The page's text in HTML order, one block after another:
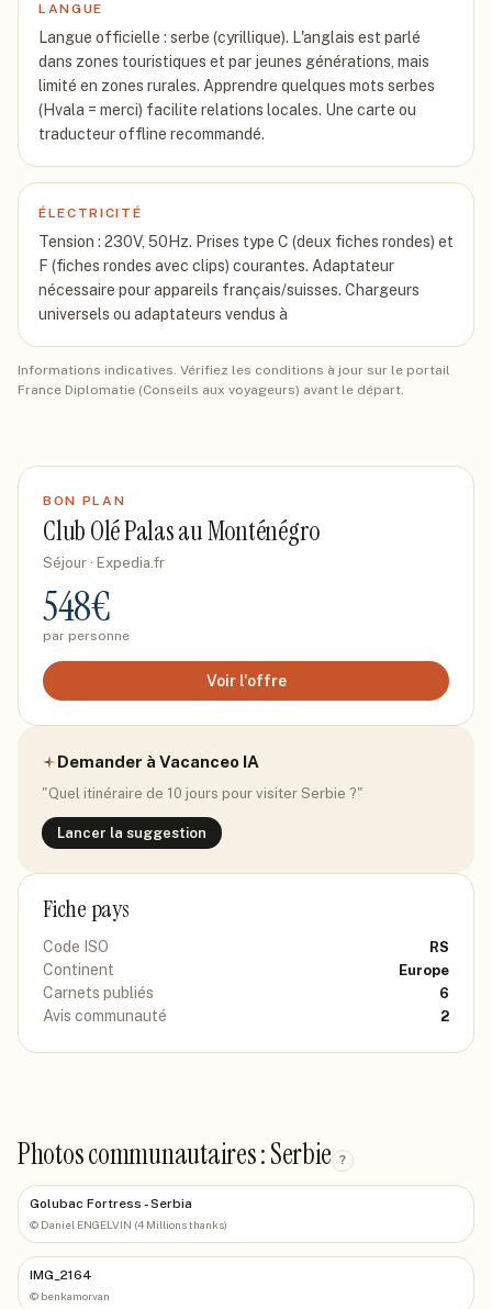
LANGUE
Langue officielle : serbe (cyrillique). L'anglais est parlé
dans zones touristiques et par jeunes générations, mais
limité en zones rurales. Apprendre quelques mots serbes
(Hvala = merci) facilite relations locales. Une carte ou
traducteur offline recommandé.
ÉLECTRICITÉ
Tension : 230V, 50Hz. Prises type C (deux fiches rondes) et
F (fiches rondes avec clips) courantes. Adaptateur
nécessaire pour appareils français/suisses. Chargeurs
universels ou adaptateurs vendus à
Informations indicatives. Vérifiez les conditions à jour sur le portail
France Diplomatie (Conseils aux voyageurs) avant le départ.
BON PLAN
Club Olé Palas au Monténégro
Séjour · Expedia.fr
548€
par personne
Voir l'offre
Demander à Vacanceo IA
"Quel itinéraire de 10 jours pour visiter Serbie ?"
Lancer la suggestion
Fiche pays
Code ISO RS
Continent Europe
Carnets publiés 6
Avis communauté 2
Photos communautaires : Serbie ?
Golubac Fortress - Serbia
© Daniel ENGELVIN (4 Millions thanks)
IMG_2164
© benkamorvan